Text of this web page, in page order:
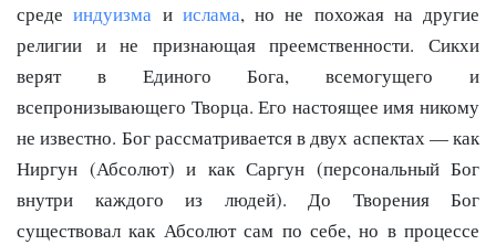
средеиндуизма и ислама, но не похожая на другие
религии и не признающая преемственности. Сикхи
верят в Единого Бога, всемогущего и
всепронизывающего Творца. Его настоящее имя никому
не известно. Бог рассматривается в двух аспектах — как
Ниргун (Абсолют) и как Саргун (персональный Бог
внутри каждого из людей). До Творения Бог
существовал как Абсолют сам по себе, но в процессе